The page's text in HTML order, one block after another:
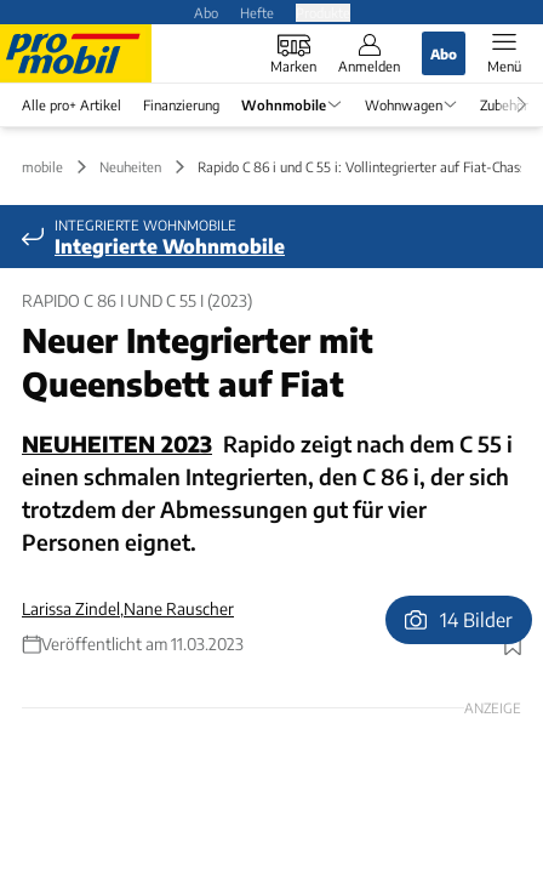
Abo Hefte
Marken Anmelden
Abo
Menü
Alle pro+ Artikel Finanzierung Wohnmobile Wohnwagen Zubehör
Neuheiten Rapido C 86 i und C 55 i: Vollintegrierter auf Fiat-Chassis
INTEGRIERTE WOHNMOBILE
Integrierte Wohnmobile
RAPIDO C 86 I UND C 55 I (2023)
Neuer Integrierter mit
Queensbett auf Fiat
NEUHEITEN 2023 Rapido zeigt nach dem C 55 i
einen schmalen Integrierten, den C 86 i, der sich
trotzdem der Abmessungen gut für vier
Personen eignet.
Larissa Zindel,Nane Rauscher
Veröffentlicht am 11.03.2023
Foto: Ingolf Pompe
14 Bilder
ANZEIGE